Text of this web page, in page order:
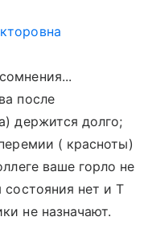
после
держится долго;
( красноты)
ваше горло не
состояния нет и Т
не назначают.